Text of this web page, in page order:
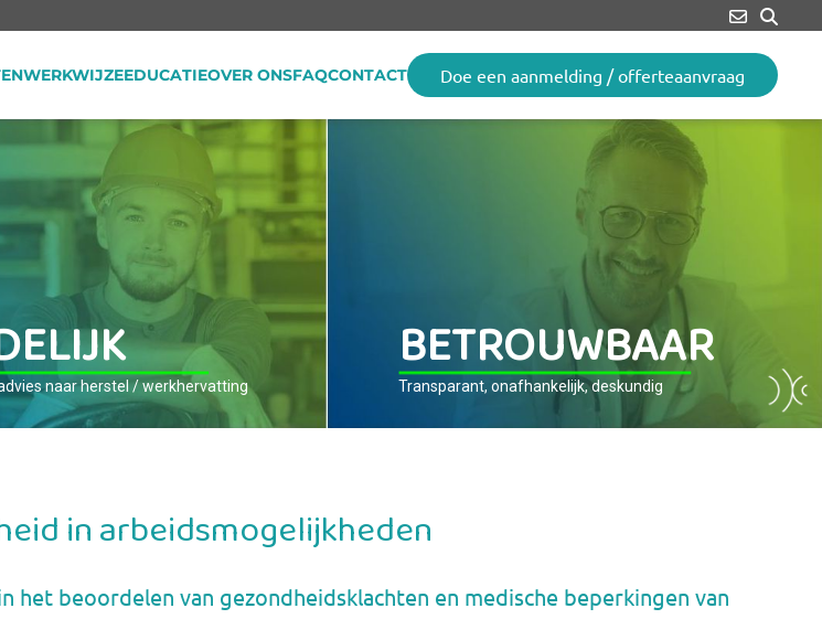
WERKWIJZEEDUCATIEOVER ONSFAQCONTACT Doe een aanmelding / offerteaanvraag
Transparant, onafhankelijk, deskundig
naar herstel / werkhervatting
BETROUWBAAR
ELIJK
in arbeidsmogelijkheden
het beoordelen van gezondheidsklachten en medische beperkingen van